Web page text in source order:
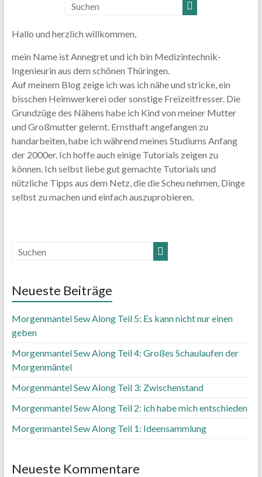
Hallo und herzlich willkommen,
mein Name ist Annegret und ich bin Medizintechnik-
Ingenieurin aus dem schönen Thüringen.
Auf meinem Blog zeige ich was ich nähe und stricke, ein
bisschen Heimwerkerei oder sonstige Freizeitfresser. Die
Grundzüge des Nähens habe ich Kind von meiner Mutter
und Großmutter gelernt. Ernsthaft angefangen zu
handarbeiten, habe ich während meines Studiums Anfang
der 2000er. Ich hoffe auch einige Tutorials zeigen zu
können. Ich selbst liebe gut gemachte Tutorials und
nützliche Tipps aus dem Netz, die die Scheu nehmen, Dinge
selbst zu machen und einfach auszuprobieren.
Neueste Beiträge
Morgenmantel Sew Along Teil 5: Es kann nicht nur einen
geben
Morgenmantel Sew Along Teil 4: Großes Schaulaufen der
Morgenmäntel
Morgenmantel Sew Along Teil 3: Zwischenstand
Morgenmantel Sew Along Teil 2: ich habe mich entschieden
Morgenmantel Sew Along Teil 1: Ideensammlung
Neueste Kommentare